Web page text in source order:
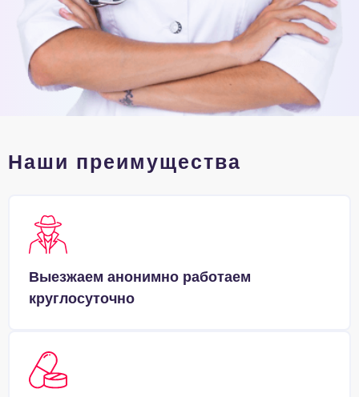
Наши преимущества
Выезжаем анонимно работаем
круглосуточно